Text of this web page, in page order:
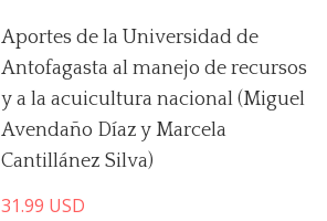
Aportes de la Universidad de
Antofagasta al manejo de recursos
y a la acuicultura nacional (Miguel
Avendaño Díaz y Marcela
Cantillánez Silva)
31.99 USD